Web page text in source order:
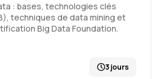
: bases, technologies clés
techniques de data mining et
Big Data Foundation.
3 jours